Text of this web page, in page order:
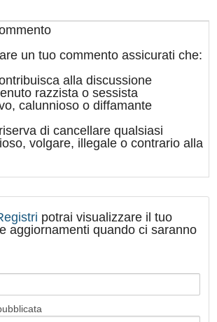
un tuo commento assicurati che:
alla discussione
razzista o sessista
calunnioso o diffamante
di cancellare qualsiasi
volgare, illegale o contrario alla
potrai visualizzare il tuo
aggiornamenti quando ci saranno